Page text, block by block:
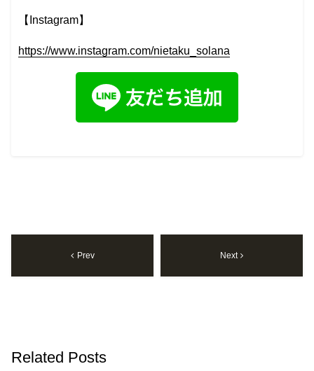
【Instagram】
https://www.instagram.com/nietaku_solana
Prev Next
Related Posts